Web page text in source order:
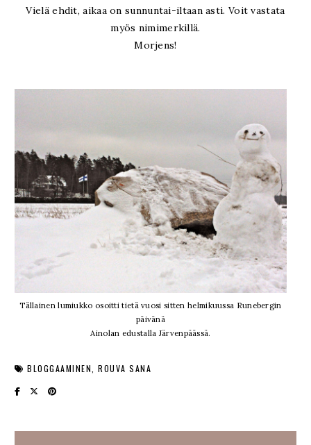
Vielä ehdit, aikaa on sunnuntai-iltaan asti. Voit vastata
myös nimimerkillä.
Morjens!
Tällainen lumiukko osoitti tietä vuosi sitten helmikuussa Runebergin
päivänä
Ainolan edustalla Järvenpäässä.
BLOGGAAMINEN ROUVA SANA